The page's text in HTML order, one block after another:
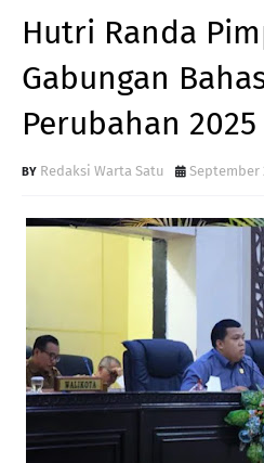
Hutri Randa
Gabungan
Perubahan 2025
Redaksi Warta Satu September